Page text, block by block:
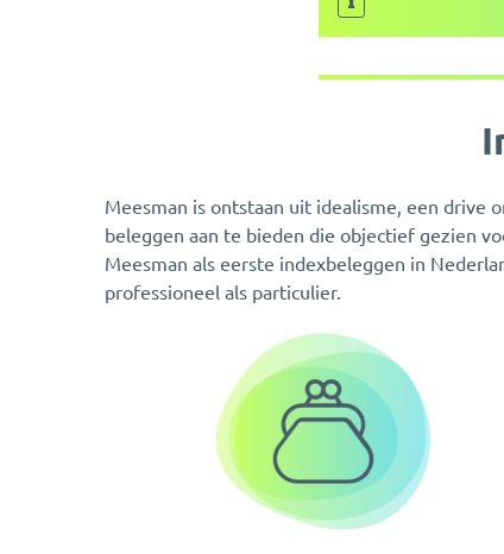
Meesman is ontstaan uit idealisme, een drive
beleggen aan te bieden die objectief gezien
Meesman als eerste indexbeleggen in
professioneel als particulier.